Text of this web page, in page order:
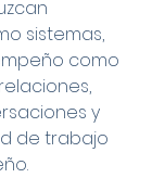
sistemas,
como
y
de trabajo